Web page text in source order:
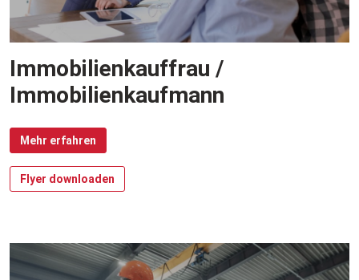
Immobilienkauffrau /
Immobilienkaufmann
Mehr erfahren
Flyer downloaden